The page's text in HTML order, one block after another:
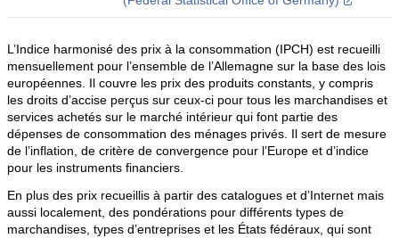
L’Indice harmonisé des prix à la consommation (IPCH) est recueilli
mensuellement pour l’ensemble de l’Allemagne sur la base des lois
européennes. Il couvre les prix des produits constants, y compris
les droits d’accise perçus sur ceux-ci pour tous les marchandises et
services achetés sur le marché intérieur qui font partie des
dépenses de consommation des ménages privés. Il sert de mesure
de l’inflation, de critère de convergence pour l’Europe et d’indice
pour les instruments financiers.
En plus des prix recueillis à partir des catalogues et d’Internet mais
aussi localement, des pondérations pour différents types de
marchandises, types d’entreprises et les États fédéraux, qui sont